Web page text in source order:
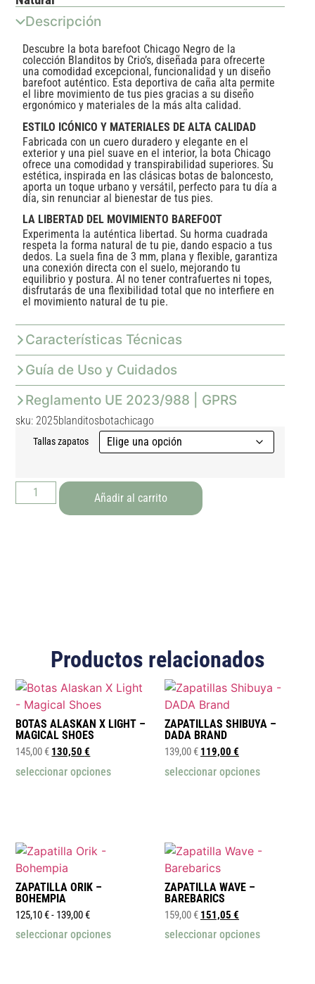
Descripción
Descubre la bota barefoot Chicago Negro de la
colección Blanditos by Crio’s, diseñada para ofrecerte
una comodidad excepcional, funcionalidad y un diseño
barefoot auténtico. Esta deportiva de caña alta permite
el libre movimiento de tus pies gracias a su diseño
ergonómico y materiales de la más alta calidad.
ESTILO ICÓNICO Y MATERIALES DE ALTA CALIDAD
Fabricada con un cuero duradero y elegante en el
exterior y una piel suave en el interior, la bota Chicago
ofrece una comodidad y transpirabilidad superiores. Su
estética, inspirada en las clásicas botas de baloncesto,
aporta un toque urbano y versátil, perfecto para tu día a
día, sin renunciar al bienestar de tus pies.
LA LIBERTAD DEL MOVIMIENTO BAREFOOT
Experimenta la auténtica libertad. Su horma cuadrada
respeta la forma natural de tu pie, dando espacio a tus
dedos. La suela fina de 3 mm, plana y flexible, garantiza
una conexión directa con el suelo, mejorando tu
equilibrio y postura. Al no tener contrafuertes ni topes,
disfrutarás de una flexibilidad total que no interfiere en
el movimiento natural de tu pie.
Características Técnicas
Guía de Uso y Cuidados
Reglamento UE 2023/988 | GPRS
sku: 2025blanditosbotachicago
Tallas zapatos
Añadir al carrito
Productos relacionados
BOTAS ALASKAN X LIGHT –
MAGICAL SHOES
145,00€ 130,50€
seleccionar opciones
ZAPATILLAS SHIBUYA –
DADA BRAND
139,00€ 119,00 €
seleccionar opciones
ZAPATILLA ORIK –
BOHEMPIA
125,10€- 139,00€
seleccionar opciones
ZAPATILLA WAVE –
BAREBARICS
159,00€ 151,05 €
seleccionar opciones